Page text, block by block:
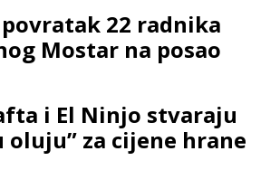
22 radnika
Mostar na posao
i El Ninjo stvaraju
oluju” za cijene hrane